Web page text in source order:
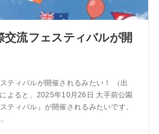
流フェスティバルが開
ティバルが開催されるみたい！ （出
よると、2025年10月26日 大手前公園
ティバル』が開催されるみたいです。